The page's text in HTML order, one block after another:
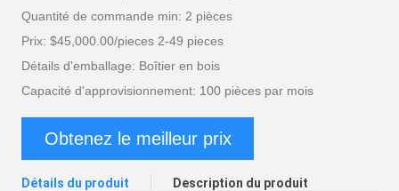
Quantité de commande min: 2 pièces
Prix: $45,000.00/pieces 2-49 pieces
Détails d'emballage: Boîtier en bois
Capacité d'approvisionnement: 100 pièces par mois
Obtenez le meilleur prix
Détails du produit Description du produit